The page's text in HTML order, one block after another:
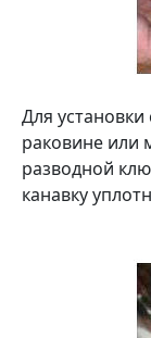
Для установки
раковине или
разводной
канавку